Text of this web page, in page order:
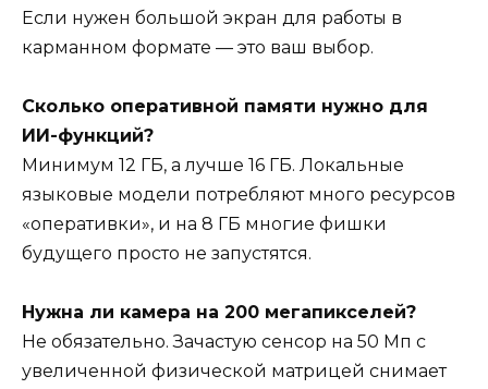
Если нужен большой экран для работы в
карманном формате — это ваш выбор.
Сколько оперативной памяти нужно для
ИИ-функций?
Минимум 12 ГБ, а лучше 16 ГБ. Локальные
языковые модели потребляют много ресурсов
«оперативки», и на 8 ГБ многие фишки
будущего просто не запустятся.
Нужна ли камера на 200 мегапикселей?
Не обязательно. Зачастую сенсор на 50 Мп с
увеличенной физической матрицей снимает